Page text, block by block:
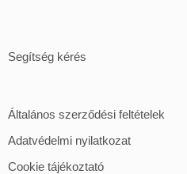
Segítség kérés
Általános szerződési feltételek
Adatvédelmi nyilatkozat
Cookie tájékoztató